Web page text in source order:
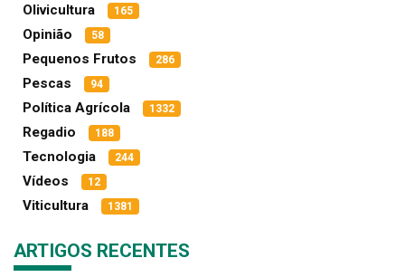
Olivicultura 165
Opinião 58
Pequenos Frutos 286
Pescas 94
Política Agrícola 1332
Regadio 188
Tecnologia 244
Vídeos 12
Viticultura 1381
ARTIGOS RECENTES